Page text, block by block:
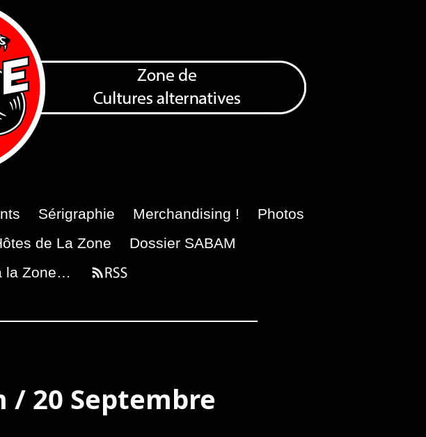
Sérigraphie Merchandising !
Photos
de La Zone
Dossier SABAM
la Zone…
/ 20 Septembre